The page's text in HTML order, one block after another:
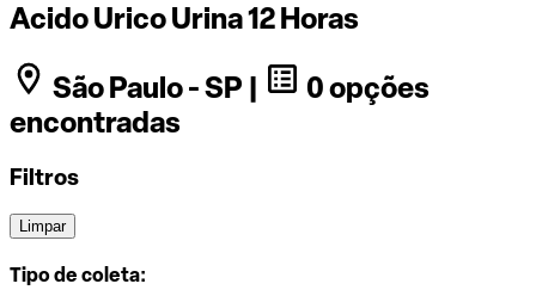
Acido Urico Urina 12 Horas
São Paulo - SP |
0 opções
encontradas
Filtros
Limpar
Tipo de coleta: